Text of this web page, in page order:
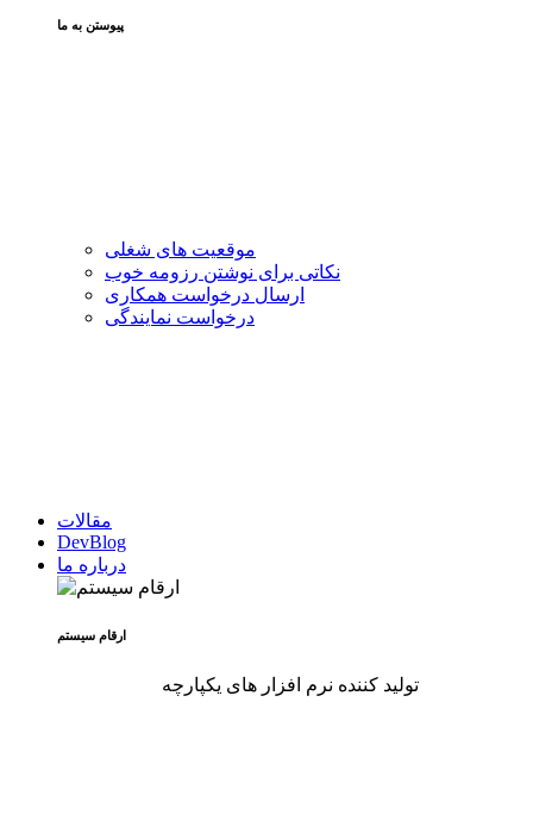
پیوستن به ما
موقعیت های شغلی
نکاتی برای نوشتن رزومه خوب
ارسال درخواست همکاری
درخواست نمایندگی
مقالات
DevBlog
درباره ما
ارقام سیستم
تولید کننده نرم افزار های یکپارچه